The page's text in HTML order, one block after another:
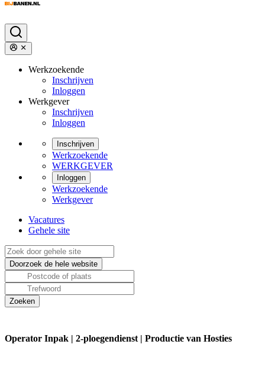
Werkzoekende
Inschrijven
Inloggen
Werkgever
Inschrijven
Inloggen
Inschrijven
Werkzoekende
WERKGEVER
Inloggen
Werkzoekende
Werkgever
Vacatures
Gehele site
Operator Inpak | 2-ploegendienst | Productie van Hosties